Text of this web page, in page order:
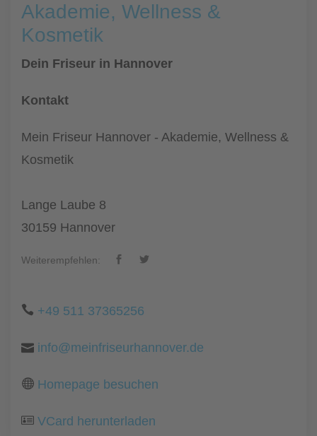
Akademie, Wellness &
Kosmetik
Dein Friseur in Hannover
Kontakt
Mein Friseur Hannover - Akademie, Wellness &
Kosmetik
Lange Laube 8
30159 Hannover
Weiterempfehlen:
+49 511 37365256
info@meinfriseurhannover.de
Homepage besuchen
VCard herunterladen